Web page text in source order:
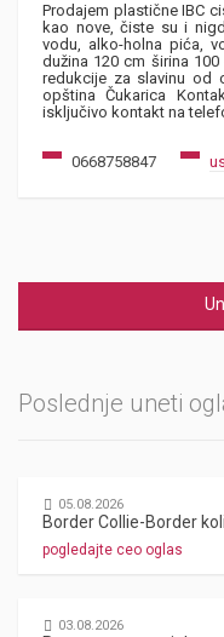
Prodajem plastične IBC
kao nove, čiste su i
vodu, alko-holna pića,
dužina 120 cm širina
redukcije za slavinu od
opština Čukarica
isključivo kontakt na
0668758847
Poslednje uneti
05.08.2026
Border Collie-Border
pogledajte ceo oglas
03.08.2026